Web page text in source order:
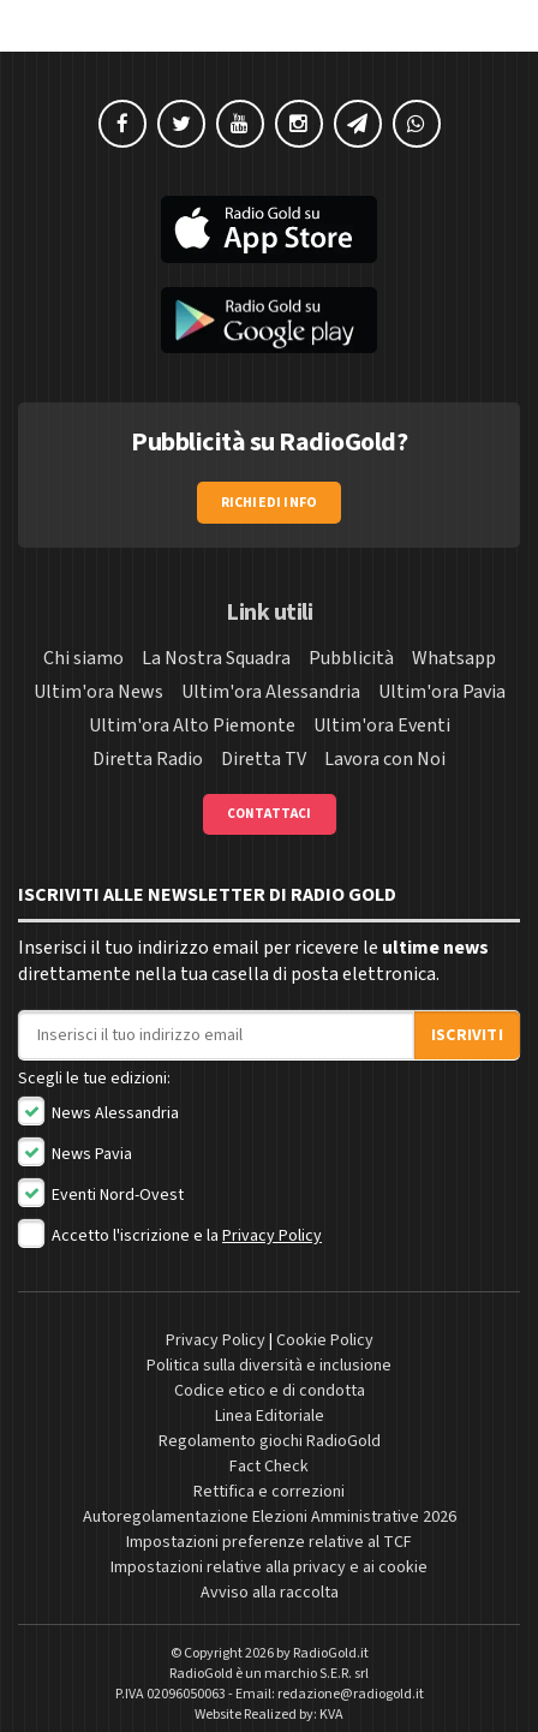
Pubblicità su RadioGold?
RICHIEDI INFO
Link utili
Chi siamo La Nostra Squadra Pubblicità
Whatsapp
Ultim'ora News
Ultim'ora Alessandria
Ultim'ora Pavia
Ultim'ora Alto Piemonte
Ultim'ora Eventi
Diretta Radio
Diretta TV Lavora con Noi
CONTATTACI
ISCRIVITI ALLE NEWSLETTER DI RADIO GOLD
Inserisci il tuo indirizzo email per ricevere le ultime news
direttamente nella tua casella di posta elettronica.
Indirizzo email
ISCRIVITI
Scegli le tue edizioni:
News Alessandria
News Pavia
Eventi Nord-Ovest
Accetto l'iscrizione e la Privacy Policy
Privacy Policy| Cookie Policy
Politica sulla diversità e inclusione
Codice etico e di condotta
Linea Editoriale
Regolamento giochi RadioGold
Fact Check
Rettifica e correzioni
Autoregolamentazione Elezioni Amministrative 2026
Impostazioni preferenze relative al TCF
Impostazioni relative alla privacy e ai cookie
Avviso alla raccolta
© Copyright 2026 byRadioGold.it
RadioGold è un marchio S.E.R. srl
P.IVA 02096050063 - Email: redazione@radiogold.it
Website Realized by: KVA